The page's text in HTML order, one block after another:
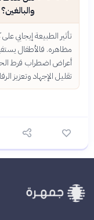
والبالغين؟
تأثير الطبيعة إيجابي
مظاهره. فالأطفال
أعراض اضطراب فرط
تقليل الإجهاد وتعزيز